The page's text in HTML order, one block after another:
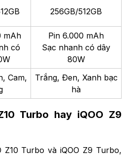
256GB/512GB
mAh
có
Pin 6.000 mAh
Sạc nhanh có dây
80W
Cam,
Trắng, Đen, Xanh bạc
hà
Turbo hay iQOO Z9
Z10 Turbo và iQOO Z9 Turbo,